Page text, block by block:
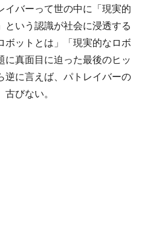
バーって世の中に「現実的
いう認識が社会に浸透する
ットとは」「現実的なロボ
に真面目に迫った最後のヒッ
逆に言えば、パトレイバーの
びない。